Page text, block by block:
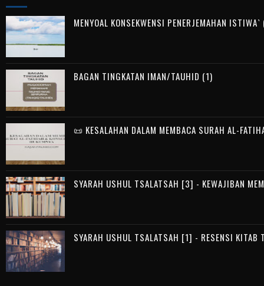
MENYOAL KONSEKWENSI PENERJEMAHAN
BAGAN TINGKATAN IMAN/TAUHID (1)
📜 KESALAHAN DALAM MEMBACA SURAH AL-
SYARAH USHUL TSALATSAH [3] - KEWAJIBAN
SYARAH USHUL TSALATSAH [1] - RESENSI KITAB